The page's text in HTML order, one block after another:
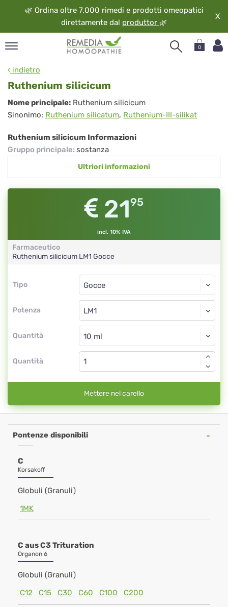
🌿 Ordina oltre 7.000 rimedi e prodotti omeopatici
direttamente dal produttor 🌿
X
0
indietro
Ruthenium silicicum
Ruthenium
silicicum
Nome principale: Ruthenium silicicum
Sinonimo: Ruthenium silicatum, Ruthenium-III-silikat
Ruthenium silicicum Informazioni
Gruppo principale: sostanza
Ultriori informazioni
2195
incl. 10% IVA
Farmaceutico
Ruthenium silicicum LM1 Gocce
Tipo
Tipo
Potenza
Gocce
LM1
Quantità
Gocce
Quantità
Mettere nel carello
Pontenze disponibili
C
Korsakoff
Globuli (Granuli)
1MK
C aus C3 Trituration
Organon 6
Globuli (Granuli)
C12
C15 C30 C60 C100 C200